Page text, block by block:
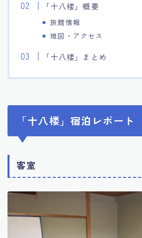
「十八楼」概要
旅館情報
地図・アクセス
「十八楼」まとめ
「十八楼」宿泊レポート
客室